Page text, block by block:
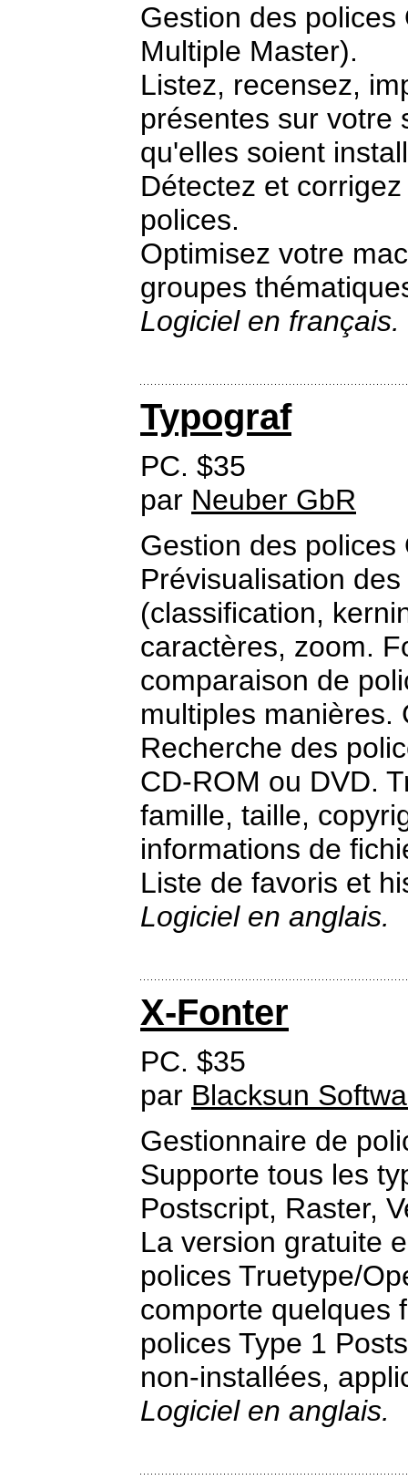
Gestion des polices
Multiple Master).
Listez, recensez,
présentes sur votre
qu'elles soient
Détectez et
polices.
Optimisez votre
groupes
Logiciel en français.
Typograf
PC. $35
par Neuber GbR
Gestion des polices
Prévisualisation
(classification,
caractères, zoom.
comparaison de
multiples manières.
Recherche des
CD-ROM ou DVD.
famille, taille,
informations de
Liste de favoris et
Logiciel en anglais.
X-Fonter
PC. $35
par Blacksun
Gestionnaire de
Supporte tous les
Postscript, Raster,
La version gratuite
polices Truetype/
comporte quelques
polices Type 1
non-installées,
Logiciel en anglais.